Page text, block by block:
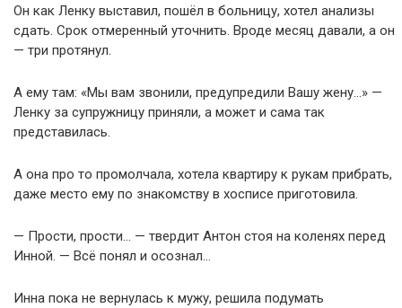
Он как Ленку выставил, пошёл в больницу, хотел анализы
сдать. Срок отмеренный уточнить. Вроде месяц давали, а он
— три протянул.
А ему там: «Мы вам звонили, предупредили Вашу жену…» —
Ленку за супружницу приняли, а может и сама так
представилась.
А она про то промолчала, хотела квартиру к рукам прибрать,
даже место ему по знакомству в хосписе приготовила.
— Прости, прости… — твердит Антон стоя на коленях перед
Инной. — Всё понял и осознал…
Инна пока не вернулась к мужу, решила подумать